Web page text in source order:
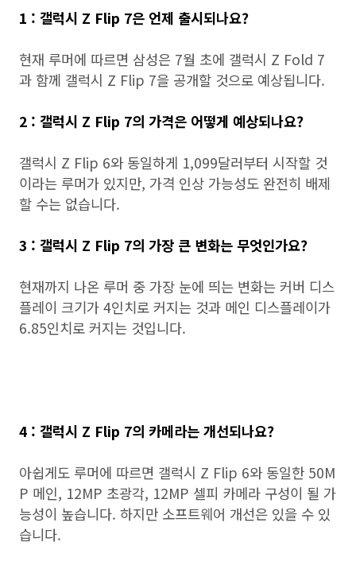
1 : 갤럭시 Z Flip 7은 언제 출시되나요?
현재 루머에 따르면 삼성은 7월 초에 갤럭시 Z Fold 7
과 함께 갤럭시 Z Flip 7을 공개할 것으로 예상됩니다.
2 : 갤럭시 Z Flip 7의 가격은 어떻게 예상되나요?
갤럭시 Z Flip 6와 동일하게 1,099달러부터 시작할 것
이라는 루머가 있지만, 가격 인상 가능성도 완전히 배제
할 수는 없습니다.
3 : 갤럭시 Z Flip 7의 가장 큰 변화는 무엇인가요?
현재까지 나온 루머 중 가장 눈에 띄는 변화는 커버 디스
플레이 크기가 4인치로 커지는 것과 메인 디스플레이가
6.85인치로 커지는 것입니다.
4 : 갤럭시 Z Flip 7의 카메라는 개선되나요?
아쉽게도 루머에 따르면 갤럭시 Z Flip 6와 동일한 50M
P 메인, 12MP 초광각, 12MP 셀피 카메라 구성이 될 가
능성이 높습니다. 하지만 소프트웨어 개선은 있을 수 있
습니다.